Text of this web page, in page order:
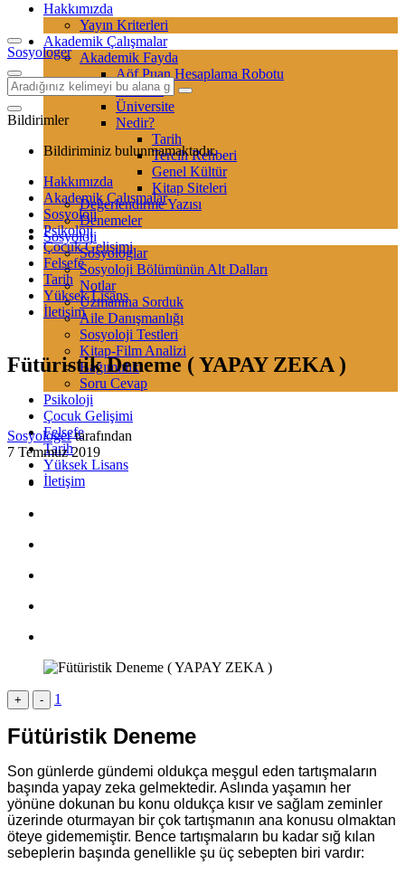
Hakkımızda
Yayın Kriterleri
Akademik Çalışmalar
Akademik Fayda
Aöf Puan Hesaplama Robotu
Sertifika
Üniversite
Nedir?
Tarih
Tercih Rehberi
Genel Kültür
Kitap Siteleri
Değerlendirme Yazısı
Denemeler
Sosyoloji
Sosyologlar
Sosyoloji Bölümünün Alt Dalları
Notlar
Uzmanına Sorduk
Aile Danışmanlığı
Sosyoloji Testleri
Kitap-Film Analizi
Bağımlılık
Soru Cevap
Psikoloji
Çocuk Gelişimi
Felsefe
Tarih
Yüksek Lisans
İletişim
Sosyologer
Bildirimler
Bildiriminiz bulunmamaktadır.
Hakkımızda
Akademik Çalışmalar
Sosyoloji
Psikoloji
Çocuk Gelişimi
Felsefe
Tarih
Yüksek Lisans
İletişim
Fütüristik Deneme ( YAPAY ZEKA )
Sosyologer tarafından
7 Temmuz 2019
+ - 1
Fütüristik Deneme
Son günlerde gündemi oldukça meşgul eden tartışmaların
başında yapay zeka gelmektedir. Aslında yaşamın her
yönüne dokunan bu konu oldukça kısır ve sağlam zeminler
üzerinde oturmayan bir çok tartışmanın ana konusu olmaktan
öteye gidememiştir. Bence tartışmaların bu kadar sığ kılan
sebeplerin başında genellikle şu üç sebepten biri vardır: